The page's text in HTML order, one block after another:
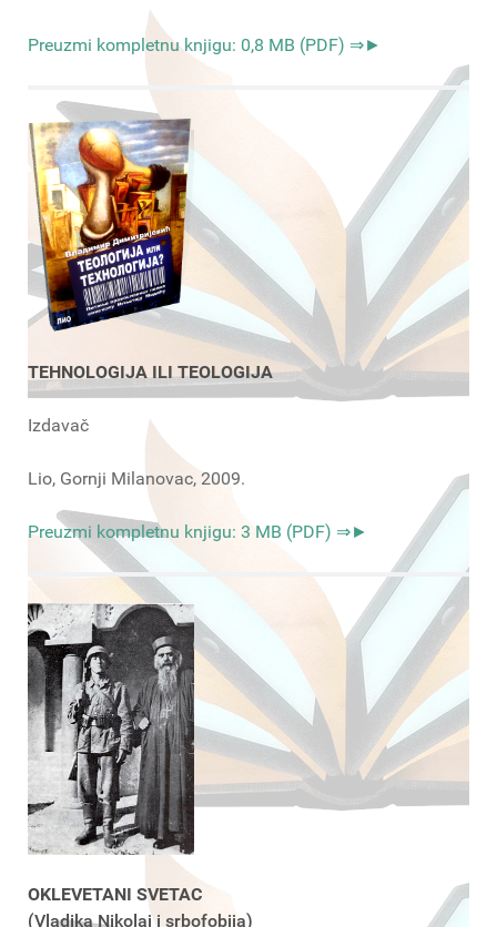
Preuzmi kompletnu knjigu: 0,8 MB (PDF) ⇒►
TEHNOLOGIJA ILI TEOLOGIJA
Izdavač
Lio, Gornji Milanovac, 2009.
Preuzmi kompletnu knjigu: 3 MB (PDF) ⇒►
OKLEVETANI SVETAC
(Vladika Nikolaj i srbofobija)